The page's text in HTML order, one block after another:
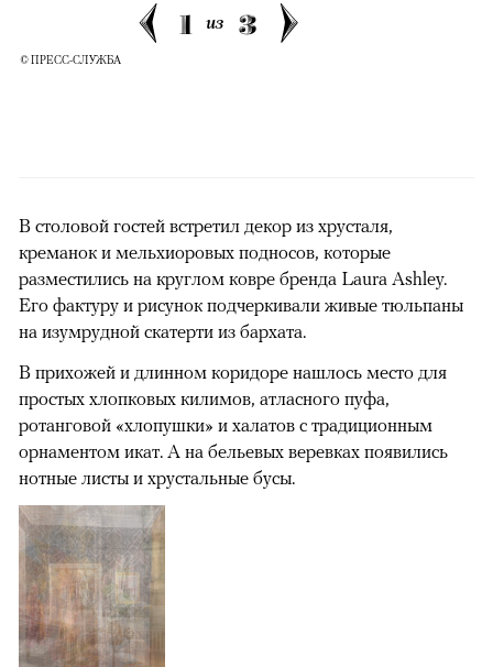
1 из 3
© ПРЕСС-СЛУЖБА
В столовой гостей встретил декор из хрусталя,
креманок и мельхиоровых подносов, которые
разместились на круглом ковре бренда Laura Ashley.
Его фактуру и рисунок подчеркивали живые тюльпаны
на изумрудной скатерти из бархата.
В прихожей и длинном коридоре нашлось место для
простых хлопковых килимов, атласного пуфа,
ротанговой «хлопушки» и халатов с традиционным
орнаментом икат. А на бельевых веревках появились
нотные листы и хрустальные бусы.